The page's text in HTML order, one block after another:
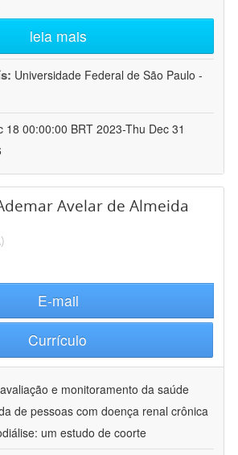
leia mais
Universidade Federal de São Paulo -
18 00:00:00 BRT 2023-Thu Dec 31
Avelar de Almeida
E-mail
Currículo
avaliação e monitoramento da saúde
de pessoas com doença renal crônica
um estudo de coorte